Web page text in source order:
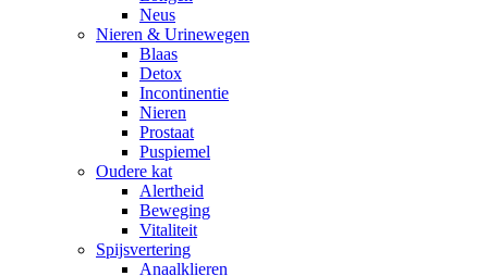
Neus
Nieren & Urinewegen
Blaas
Detox
Incontinentie
Nieren
Prostaat
Puspiemel
Oudere kat
Alertheid
Beweging
Vitaliteit
Spijsvertering
Anaalklieren